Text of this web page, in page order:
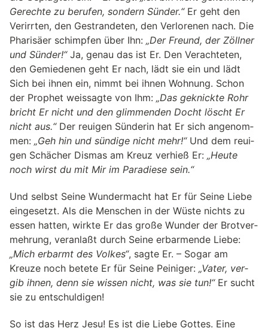
Gerechte zu beru­fen, son­dern Sün­der.“Er geht den
Ver­irr­ten, den Gestrandeten, den Ver­lo­re­nen nach. Die
Pharisäer schimpfen über Ihn: „Der Freund, der Zöll­ner
und Sün­der!“Ja, genau das ist Er. Den Verachteten,
den Gemie­de­nen geht Er nach, lädt sie ein und lädt
Sich bei ihnen ein, nimmt bei ihnen Woh­nung. Schon
der Prophet weissagte von Ihm: „Das geknickte Rohr
bricht Er nicht und den glim­men­den Docht löscht Er
nicht aus.“Der reui­gen Sün­de­rin hat Er sich ange­nom­
men: „Geh hin und sün­dige nicht mehr!“Und dem reui­
gen Schä­cher Dismas am Kreuz ver­hieß Er: „Heute
noch wirst du mit Mir im Paradiese sein.“
Und selbst Seine Wun­der­macht hat Er für Seine Liebe
ein­ge­setzt. Als die Menschen in der Wüste nichts zu
essen hatten, wirkte Er das große Wun­der der Brot­ver­
meh­rung, veranlaßt durch Seine erbarmende Liebe:
„Mich erbarmt des Volkes“, sagte Er. – Sogar am
Kreuze noch betete Er für Seine Pei­ni­ger: „Vater, ver­
gib ihnen, denn sie wis­sen nicht, was sie tun!“Er sucht
sie zu ent­schul­di­gen!
So ist das Herz Jesu! Es ist die Liebe Got­tes. Eine